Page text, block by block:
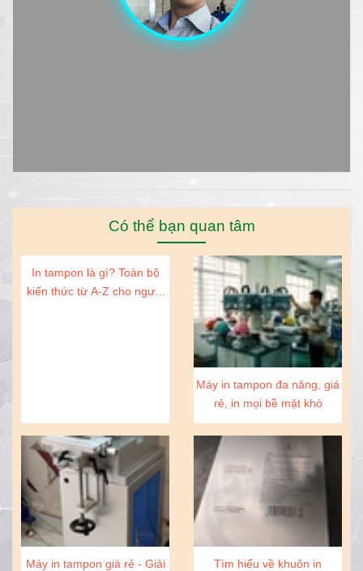
Có thể bạn quan tâm
In tampon là gì? Toàn bộ
kiến thức từ A-Z cho người
Máy in tampon đa năng, giá
rẻ, in mọi bề mặt khó
Máy in tampon giá rẻ - Giải
Tìm hiểu về khuôn in